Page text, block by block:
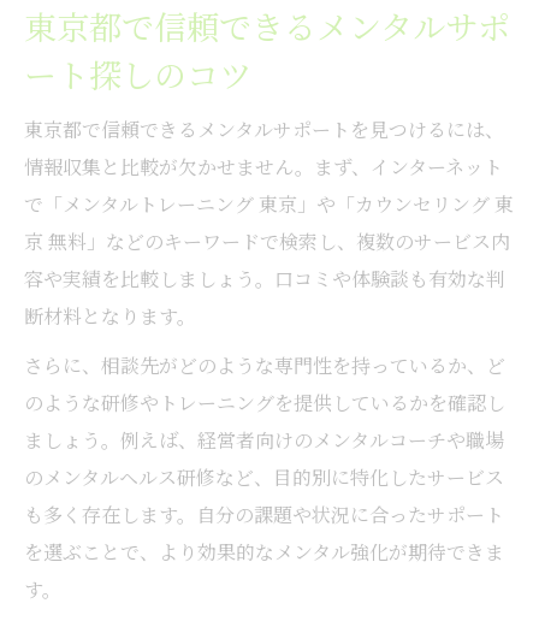
東京都で信頼できるメンタルサポ
ート探しのコツ
東京都で信頼できるメンタルサポートを見つけるには、
情報収集と比較が欠かせません。まず、インターネット
で「メンタルトレーニング 東京」や「カウンセリング 東
京 無料」などのキーワードで検索し、複数のサービス内
容や実績を比較しましょう。口コミや体験談も有効な判
断材料となります。
さらに、相談先がどのような専門性を持っているか、ど
のような研修やトレーニングを提供しているかを確認し
ましょう。例えば、経営者向けのメンタルコーチや職場
のメンタルヘルス研修など、目的別に特化したサービス
も多く存在します。自分の課題や状況に合ったサポート
を選ぶことで、より効果的なメンタル強化が期待できま
す。